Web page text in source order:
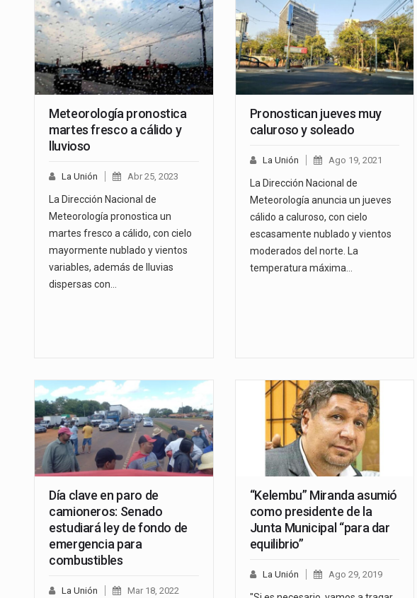
Meteorología pronostica
martes fresco a cálido y
lluvioso
La Unión Abr 25, 2023
La Dirección Nacional de
Meteorología pronostica un
martes fresco a cálido, con cielo
mayormente nublado y vientos
variables, además de lluvias
dispersas con…
Pronostican jueves muy
caluroso y soleado
La Unión Ago 19, 2021
La Dirección Nacional de
Meteorología anuncia un jueves
cálido a caluroso, con cielo
escasamente nublado y vientos
moderados del norte. La
temperatura máxima…
Día clave en paro de
camioneros: Senado
estudiará ley de fondo de
emergencia para
combustibles
La Unión Mar 18, 2022
“Kelembu” Miranda asumió
como presidente de la
Junta Municipal “para dar
equilibrio”
La Unión Ago 29, 2019